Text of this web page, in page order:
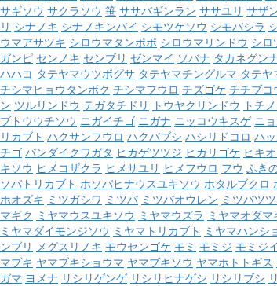
サギソウ サクラソウ 笹 ササバギンラン ササユリ サザ
リ シナノキ シナノキンバイ シモツケソウ シモバシラ
ウマアサツキ シロウマタンポポ シロウマリンドウ シロ
ガンピ センノキ センブリ ゼンマイ ソバナ タカネグン
ハハコ タテヤマウツボグサ タテヤマチングルマ タテヤ
チシマヒョウタンボク チシマフウロ チズゴケ チチブコ
ン ツルリンドウ テガタチドリ トウヤクリンドウ トチ
ブトウウチソウ ニガイチゴ ニガナ ニッコウキスゲ ニ
リカブト ハクサンフウロ ハクバブシ ハシリドコロ ハ
チゴ バンダイクワガタ ヒカゲツツジ ヒカリゴケ ヒキ
キソウ ヒメコザクラ ヒメサユリ ヒメフウロ フウ ふき
ソバトリカブト ホソバヒナウスユキソウ ホタルブクロ
ホオズキ ミツガシワ ミツバ ミツバオウレン ミツバツ
マギク ミヤマウスユキソウ ミヤマウズラ ミヤマオダマ
ミヤマダイモンジソウ ミヤマトリカブト ミヤマハンシ
ンブリ メグスリノキ モウセンゴケ モミ モミジ モミジ
マブキ ヤマブキショウマ ヤマブキソウ ヤマホトトギス
ガマ ヨメナ リシリゲンゲ リシリヒナゲシ リシリブシ